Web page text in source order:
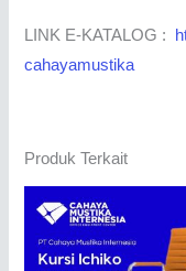
LINK E-KATALOG :
cahayamustika
Produk Terkait